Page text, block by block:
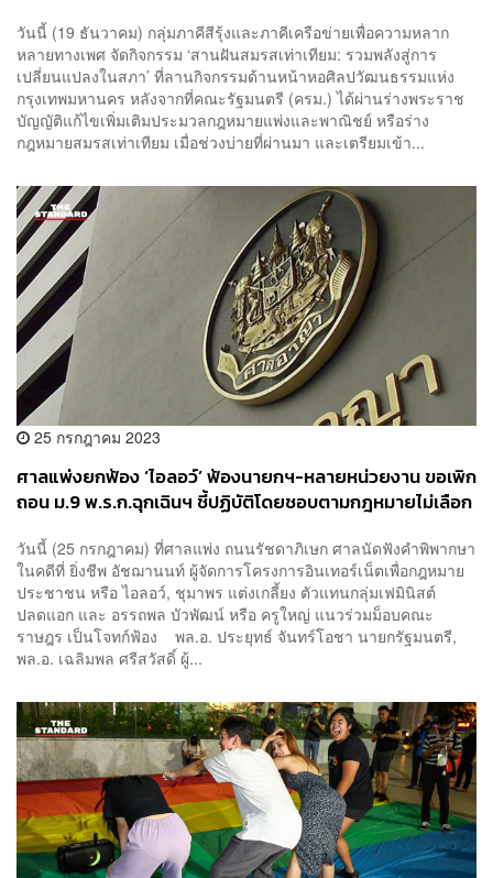
วันนี้ (19 ธันวาคม) กลุ่มภาคีสีรุ้งและภาคีเครือข่ายเพื่อความหลาก
หลายทางเพศ จัดกิจกรรม ‘สานฝันสมรสเท่าเทียม: รวมพลังสู่การ
เปลี่ยนแปลงในสภา’ ที่ลานกิจกรรมด้านหน้าหอศิลปวัฒนธรรมแห่ง
กรุงเทพมหานคร หลังจากที่คณะรัฐมนตรี (ครม.) ได้ผ่านร่างพระราช
บัญญัติแก้ไขเพิ่มเติมประมวลกฎหมายแพ่งและพาณิชย์ หรือร่าง
กฎหมายสมรสเท่าเทียม เมื่อช่วงบ่ายที่ผ่านมา และเตรียมเข้า...
25 กรกฎาคม 2023
ศาลแพ่งยกฟ้อง ‘ไอลอว์’ ฟ้องนายกฯ-หลายหน่วยงาน ขอเพิก
ถอน ม.9 พ.ร.ก.ฉุกเฉินฯ ชี้ปฏิบัติโดยชอบตามกฎหมายไม่เลือก
วันนี้ (25 กรกฎาคม) ที่ศาลแพ่ง ถนนรัชดาภิเษก ศาลนัดฟังคำพิพากษา
ในคดีที่ ยิ่งชีพ อัชฌานนท์ ผู้จัดการโครงการอินเทอร์เน็ตเพื่อกฎหมาย
ประชาชน หรือ ไอลอว์, ชุมาพร แต่งเกลี้ยง ตัวแทนกลุ่มเฟมินิสต์
ปลดแอก และ อรรถพล บัวพัฒน์ หรือ ครูใหญ่ แนวร่วมม็อบคณะ
ราษฎร เป็นโจทก์ฟ้อง พล.อ. ประยุทธ์ จันทร์โอชา นายกรัฐมนตรี,
พล.อ. เฉลิมพล ศรีสวัสดิ์ ผู้...